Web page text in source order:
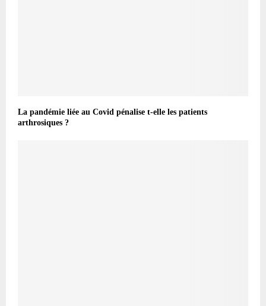
La pandémie liée au Covid pénalise t-elle les patients
arthrosiques ?